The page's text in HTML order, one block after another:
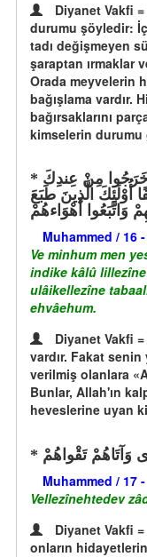
Diyanet Vakfi
durumu şöyledir:
tadı değişmeyen
şaraptan ırmaklar
Orada meyvelerin
bağışlama vardır.
bağırsaklarını
kimselerin
أُوْلَئِكَ الَّذِينَ طَبَعَ
وَاتَّبَعُوا أَهْوَاءهُمْ
Muhammed / 16 -
Ve minhum men
indike kâlû
ulâikellezîne
ehvâehum.
Diyanet Vakfi
vardır. Fakat
verilmiş olanlara
Bunlar, Allah'ın
heveslerine uyan
وَآتَاهُمْ تَقْواهُمْ
Muhammed / 17 -
Vellezînehtedev
Diyanet Vakfi
onların